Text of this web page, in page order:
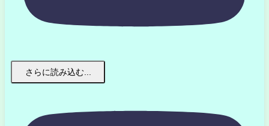
さらに読み込む...